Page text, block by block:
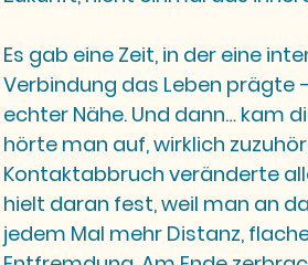
Es gab eine Zeit, in der eine
Verbindung das Leben prägte
echter Nähe. Und dann… kam
hörte man auf, wirklich
Kontaktabbruch veränderte
hielt daran fest, weil man an
jedem Mal mehr Distanz,